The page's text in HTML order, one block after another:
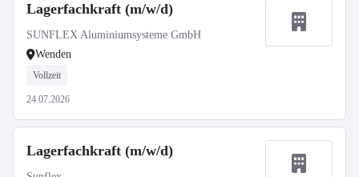
Lagerfachkraft (m/w/d)
SUNFLEX Aluminiumsysteme GmbH
Wenden
Vollzeit
24.07.2026
Lagerfachkraft (m/w/d)